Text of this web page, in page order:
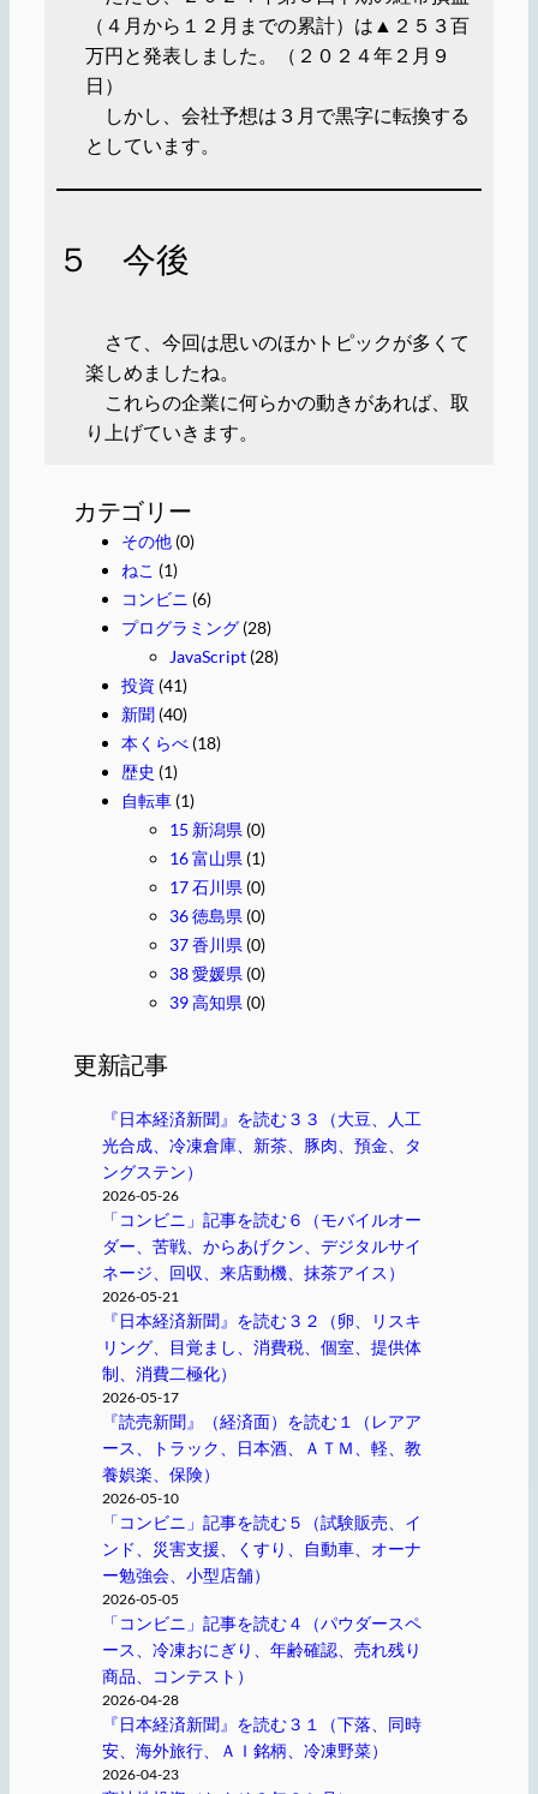
（４月から１２月までの累計）は▲２５３百
万円と発表しました。（２０２４年２月９
日）
しかし、会社予想は３月で黒字に転換する
としています。
５ 今後
さて、今回は思いのほかトピックが多くて
楽しめましたね。
これらの企業に何らかの動きがあれば、取
り上げていきます。
カテゴリー
その他(0)
ねこ (1)
コンビニ (6)
プログラミング(28)
JavaScript(28)
投資 (41)
新聞(40)
本くらべ(18)
歴史 (1)
自転車(1)
15 新潟県(0)
16 富山県(1)
17 石川県(0)
36 徳島県(0)
37 香川県(0)
38 愛媛県(0)
39 高知県(0)
更新記事
『日本経済新聞』を読む３３（大豆、人工
光合成、冷凍倉庫、新茶、豚肉、預金、タ
ングステン）
2026-05-26
「コンビニ」記事を読む６（モバイルオー
ダー、苦戦、からあげクン、デジタルサイ
ネージ、回収、来店動機、抹茶アイス）
2026-05-21
『日本経済新聞』を読む３２（卵、リスキ
リング、目覚まし、消費税、個室、提供体
制、消費二極化）
2026-05-17
『読売新聞』（経済面）を読む１（レアア
ース、トラック、日本酒、ＡＴＭ、軽、教
養娯楽、保険）
2026-05-10
「コンビニ」記事を読む５（試験販売、イ
ンド、災害支援、くすり、自動車、オーナ
ー勉強会、小型店舗）
2026-05-05
「コンビニ」記事を読む４（パウダースペ
ース、冷凍おにぎり、年齢確認、売れ残り
商品、コンテスト）
2026-04-28
『日本経済新聞』を読む３１（下落、同時
安、海外旅行、ＡＩ銘柄、冷凍野菜）
2026-04-23